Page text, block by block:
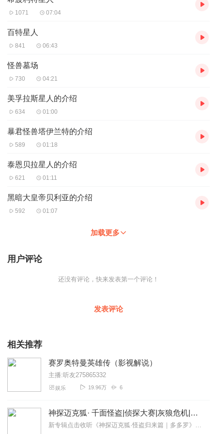
1071 07:04
百特星人
841 06:43
怪兽墓场
730 04:21
美孚拉斯星人的介绍
634 01:00
暴君怪兽塔伊兰特的介绍
589 01:18
泰恩贝拉星人的介绍
621 01:11
黑暗大皇帝贝利亚的介绍
592 01:07
加载更多
用户评论
还没有评论，快来发表第一个评论！
发表评论
相关推荐
赛罗奥特曼英雄传（影视解说）
主播:听友275865332
娱乐 19.96万 6
神探迈克狐· 千面怪盗|侦探大赛|灰狼危机|多多罗
新专辑点击收听《神探迈克狐·怪盗归来篇｜多多罗》！！！>>>点击进入主播橱窗购买《神探迈克狐》系列图书吧!<<<多多罗故事【点击前往】收听多多罗其他好玩有趣的故...